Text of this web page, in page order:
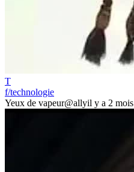
T
f/technologie
Yeux de vapeur@allyil y a 2 mois